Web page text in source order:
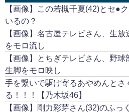
【画像】この若槻千夏(42)とセ●
いるの？
【画像】名古屋テレビさん、生
をモロ流し
【画像】とちぎテレビさん、野
生脚をモロ映し
手を繋いで駆け寄るあやめんとさ
る！！！【乃木坂46】
【画像】剛力彩芽さん(32)のふっ